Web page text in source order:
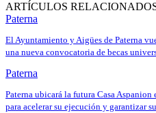
ARTÍCULOS
Paterna
El Ayuntamiento y Aigües de Paterna
una nueva convocatoria de becas
Paterna
Paterna ubicará la futura Casa
para acelerar su ejecución y garantizar